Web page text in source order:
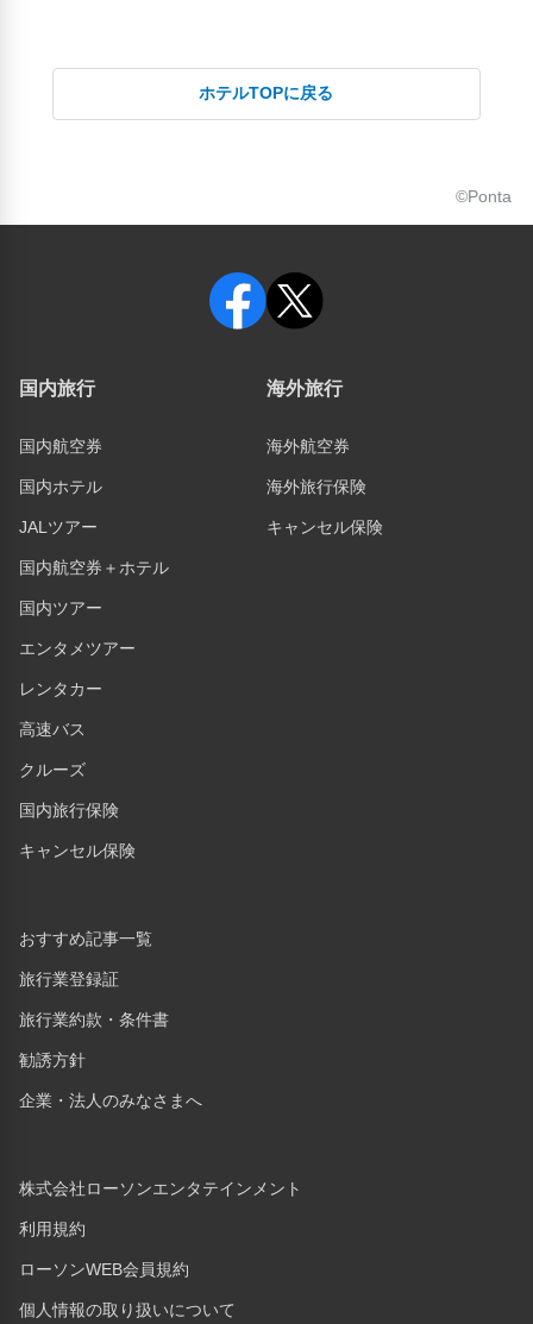
ホテルTOPに戻る
©Ponta
国内旅行
国内航空券
国内ホテル
JALツアー
国内航空券＋ホテル
国内ツアー
エンタメツアー
レンタカー
高速バス
クルーズ
国内旅行保険
キャンセル保険
海外旅行
海外航空券
海外旅行保険
キャンセル保険
おすすめ記事一覧
旅行業登録証
旅行業約款・条件書
勧誘方針
企業・法人のみなさまへ
株式会社ローソンエンタテインメント
利用規約
ローソンWEB会員規約
個人情報の取り扱いについて